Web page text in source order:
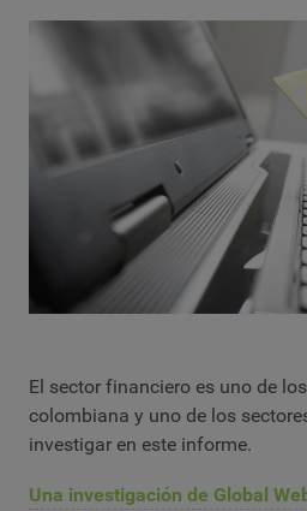
El sector financiero es uno de
colombiana y uno de los
investigar en este informe.
Una investigación de Global